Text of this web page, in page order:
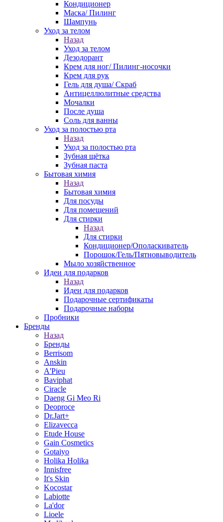
Кондиционер
Маска/ Пилинг
Шампунь
Уход за телом
Назад
Уход за телом
Дезодорант
Крем для ног/ Пилинг-носочки
Крем для рук
Гель для душа/ Скраб
Антицеллюлитные средства
Мочалки
После душа
Соль для ванны
Уход за полостью рта
Назад
Уход за полостью рта
Зубная щётка
Зубная паста
Бытовая химия
Назад
Бытовая химия
Для посуды
Для помещений
Для стирки
Назад
Для стирки
Кондиционер/Ополаскиватель
Порошок/Гель/Пятновыводитель
Мыло хозяйственное
Идеи для подарков
Назад
Идеи для подарков
Подарочные сертификаты
Подарочные наборы
Пробники
Бренды
Назад
Бренды
Berrisom
Anskin
A'Pieu
Baviphat
Ciracle
Daeng Gi Meo Ri
Deoproce
Dr.Jart+
Elizavecca
Etude House
Gain Cosmetics
Gotaiyo
Holika Holika
Innisfree
It's Skin
Kocostar
Labiotte
La'dor
Lioele